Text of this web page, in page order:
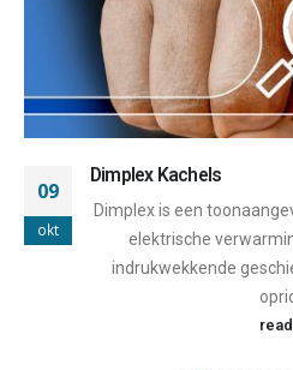
09
okt
Dimplex Kachels
Dimplex is een
elektrische
indrukwekkende